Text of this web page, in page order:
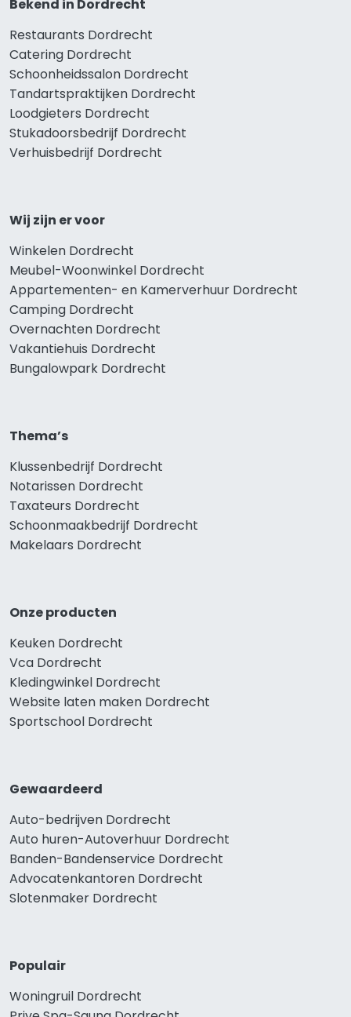
Bekend in Dordrecht
Restaurants Dordrecht
Catering Dordrecht
Schoonheidssalon Dordrecht
Tandartspraktijken Dordrecht
Loodgieters Dordrecht
Stukadoorsbedrijf Dordrecht
Verhuisbedrijf Dordrecht
Wij zijn er voor
Winkelen Dordrecht
Meubel-Woonwinkel Dordrecht
Appartementen- en Kamerverhuur Dordrecht
Camping Dordrecht
Overnachten Dordrecht
Vakantiehuis Dordrecht
Bungalowpark Dordrecht
Thema’s
Klussenbedrijf Dordrecht
Notarissen Dordrecht
Taxateurs Dordrecht
Schoonmaakbedrijf Dordrecht
Makelaars Dordrecht
Onze producten
Keuken Dordrecht
Vca Dordrecht
Kledingwinkel Dordrecht
Website laten maken Dordrecht
Sportschool Dordrecht
Gewaardeerd
Auto-bedrijven Dordrecht
Auto huren-Autoverhuur Dordrecht
Banden-Bandenservice Dordrecht
Advocatenkantoren Dordrecht
Slotenmaker Dordrecht
Populair
Woningruil Dordrecht